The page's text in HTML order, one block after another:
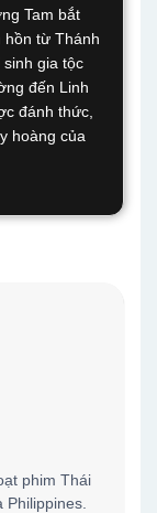
Tam bắt
hồn từ Thánh
gia tộc
đến Linh
đánh thức,
hoàng của
phim Thái